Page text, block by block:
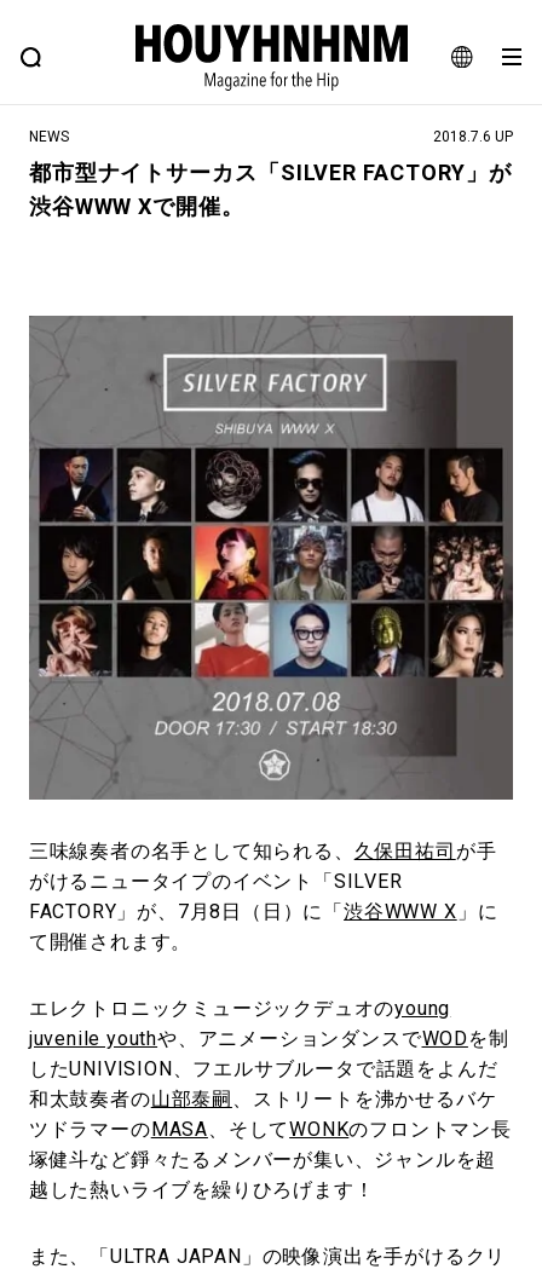
JA
EN
FEATURE BLOG SNAP
ヒップなファッション、カルチャー、ライフスタイルWEBマガジン
#マイナーグッド図鑑
#路地裏てぃーん。 #MONTHLY JOURNAL
#GH 銘品の所以 #フイナムのYouTube
#Commune H #FOCUS IT #AH.H
#ととけん #FASHION #MUSIC #MOVIE
#LIFESTYLE #SNEAKER #OUTDOOR
#SPORTS #HANDSOME HANDBOOK
NEWS 2018.7.6 UP
都市型ナイトサーカス「SILVER FACTORY」が
渋谷WWW Xで開催。
三味線奏者の名手として知られる、 久保田祐司 が手
がけるニュータイプのイベント「SILVER
FACTORY」が、7月8日（日）に「渋谷WWW X 」に
て開催されます。
エレクトロニックミュージックデュオのyoung
juvenile youthや、アニメーションダンスでWODを制
したUNIVISION、フエルサブルータで話題をよんだ
和太鼓奏者の山部泰嗣
、ストリートを沸かせるバケ
ツドラマーのMASA 、そしてWONKのフロントマン長
塚健斗など錚々たるメンバーが集い、ジャンルを超
越した熱いライブを繰りひろげます！
また、「ULTRA JAPAN」の映像演出を手がけるクリ